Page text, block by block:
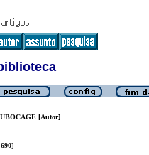
[Autor]
]